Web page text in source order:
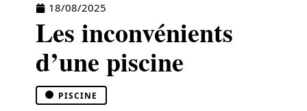
18/08/2025
Les inconvénients
d’une piscine
PISCINE